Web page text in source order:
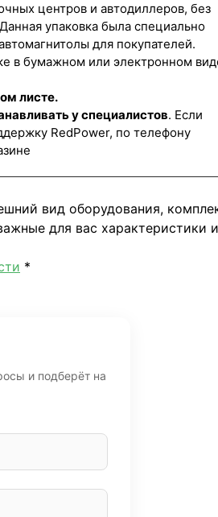
центров и автодиллеров, без
упаковка была специально
для покупателей.
в бумажном или электронном
листе.
у специалистов. Если
RedPower, по телефону
вид оборудования,
для вас характеристики
*
и подберёт на